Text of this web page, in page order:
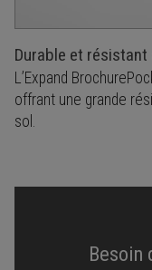
Durable et résistant
L’Expand
offrant une grande
sol.
Besoin